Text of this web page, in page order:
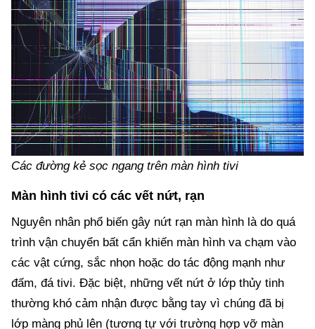
Các đường kẻ sọc ngang trên màn hình tivi
Màn hình tivi có các vết nứt, rạn
Nguyên nhân phổ biến gây nứt rạn màn hình là do quá
trình vận chuyển bất cẩn khiến màn hình va chạm vào
các vật cứng, sắc nhọn hoặc do tác động mạnh như
đấm, đá tivi. Đặc biệt, những vết nứt ở lớp thủy tinh
thường khó cảm nhận được bằng tay vì chúng đã bị
lớp màng phủ lên (tương tự với trường hợp vỡ màn